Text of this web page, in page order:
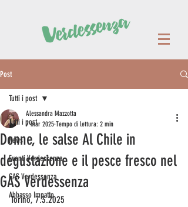
Post
Tutti i post
News
Eventi Verdessenza
GAS Verdessenza
Abbasso Impatto
Tutti i post
Donne, le salse Al Chile in
degustazione e il pesce fresco nel
GAS Verdessenza
Alessandra Mazzotta
7 mar 2025 Tempo di lettura: 2 min
Torino, 7.3.2025